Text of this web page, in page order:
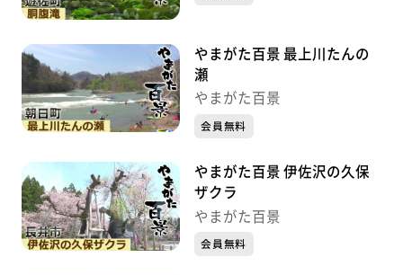
やまがた百景 最上川たんの
瀬
やまがた百景
会員無料
やまがた百景 伊佐沢の久保
ザクラ
やまがた百景
会員無料